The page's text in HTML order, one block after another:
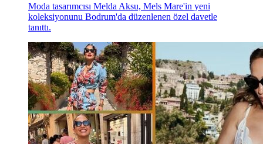
Moda tasarımcısı Melda Aksu, Mels Mare'in yeni
koleksiyonunu Bodrum'da düzenlenen özel davetle
tanıttı.